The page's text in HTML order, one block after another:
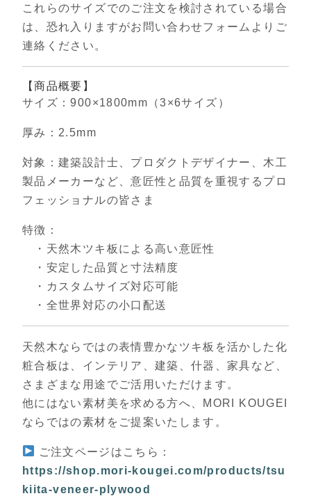
これらのサイズでのご注文を検討されている場合
は、恐れ入りますがお問い合わせフォームよりご
連絡ください。
【商品概要】
サイズ：900×1800mm（3×6サイズ）
厚み：2.5mm
対象：建築設計士、プロダクトデザイナー、木工
製品メーカーなど、意匠性と品質を重視するプロ
フェッショナルの皆さま
特徴：
・天然木ツキ板による高い意匠性
・安定した品質と寸法精度
・カスタムサイズ対応可能
・全世界対応の小口配送
天然木ならではの表情豊かなツキ板を活かした化
粧合板は、インテリア、建築、什器、家具など、
さまざまな用途でご活用いただけます。
他にはない素材美を求める方へ、MORI KOUGEI
ならではの素材をご提案いたします。
ご注文ページはこちら：
https://shop.mori-kougei.com/products/tsu
kiita-veneer-plywood